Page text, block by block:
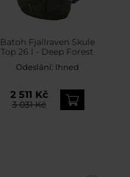
Batoh Fjallraven Skule
Top 26 l - Deep Forest
Odeslání: Ihned
2 511 Kč
3 031 Kč